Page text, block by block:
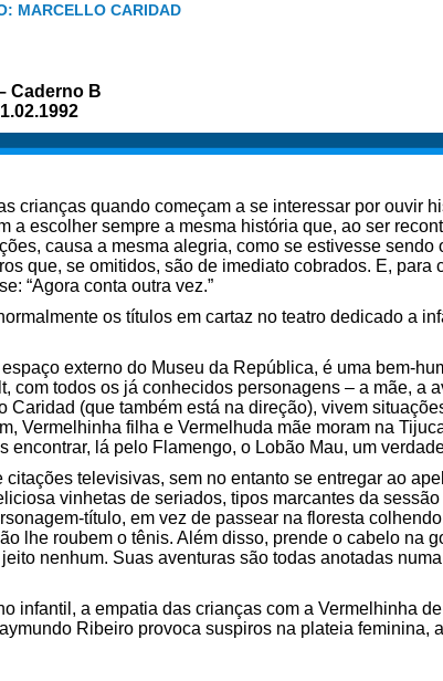
MARCELLO CARIDAD
Caderno B
crianças quando começam a se interessar por ouvir
a escolher sempre a mesma história que, ao ser
causa a mesma alegria, como se estivesse
que, se omitidos, são de imediato cobrados. E, para
“Agora conta outra vez.”
os títulos em cartaz no teatro dedicado a
externo do Museu da República, é uma bem-
com todos os já conhecidos personagens – a mãe, a
Caridad (que também está na direção), vivem
Vermelhinha filha e Vermelhuda mãe moram na
encontrar, lá pelo Flamengo, o Lobão Mau, um
televisivas, sem no entanto se entregar ao
vinhetas de seriados, tipos marcantes da
título, em vez de passear na floresta
lhe roubem o tênis. Além disso, prende o cabelo na
nenhum. Suas aventuras são todas anotadas
infantil, a empatia das crianças com a Vermelhinha
Ribeiro provoca suspiros na plateia feminina,